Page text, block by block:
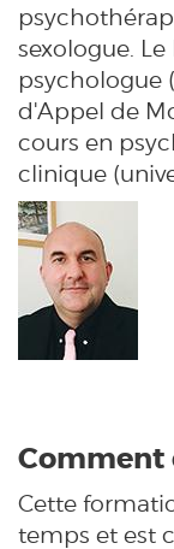
sexologue.
psychologue
d'Appel de
cours en
clinique
Comment
Cette
temps et est